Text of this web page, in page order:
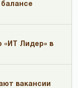
«ИТ Лидер» в
вакансии